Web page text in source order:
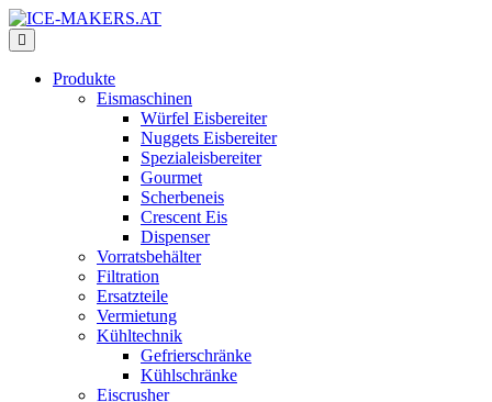
Produkte
Eismaschinen
Würfel Eisbereiter
Nuggets Eisbereiter
Spezialeisbereiter
Gourmet
Scherbeneis
Crescent Eis
Dispenser
Vorratsbehälter
Filtration
Ersatzteile
Vermietung
Kühltechnik
Gefrierschränke
Kühlschränke
Eiscrusher